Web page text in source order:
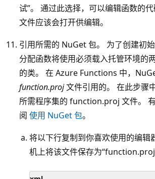
试”。 通过此选择，可以编辑函数的代
文件应该会打开供编辑。
引用所需的 NuGet 包。 为了创建初
分配函数将使用必须载入托管环境的
的类。 在 Azure Functions 中，
function.proj文件引用的。 在此步骤
所需程序集的 function.proj 文件。
阅 使用 NuGet 包。
将以下行复制到你喜欢使用的编辑
机上将该文件保存为